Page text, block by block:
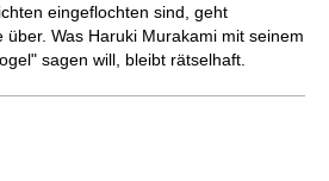
einge­floch­ten sind, geht
Was Haruki Murakami mit seinem
sagen will, bleibt rätselhaft.